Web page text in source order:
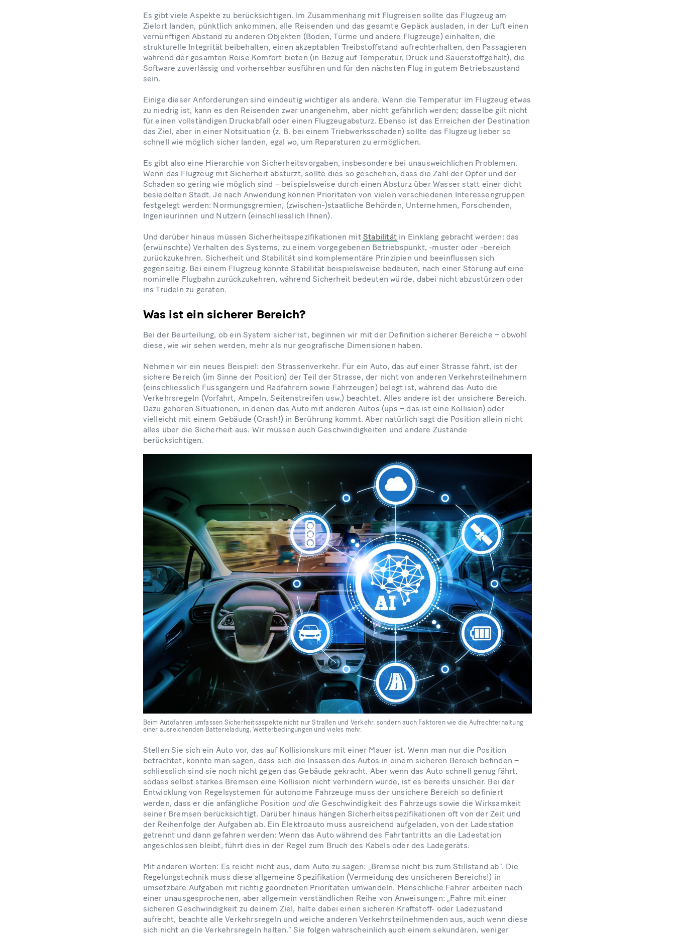
Es gibt viele Aspekte zu berücksichtigen. Im Zusammenhang mit Flugreisen sollte das Flugzeug am
Zielort landen, pünktlich ankommen, alle Reisenden und das gesamte Gepäck ausladen, in der Luft einen
vernünftigen Abstand zu anderen Objekten (Boden, Türme und andere Flugzeuge) einhalten, die
strukturelle Integrität beibehalten, einen akzeptablen Treibstoffstand aufrechterhalten, den Passagieren
während der gesamten Reise Komfort bieten (in Bezug auf Temperatur, Druck und Sauerstoffgehalt), die
Software zuverlässig und vorhersehbar ausführen und für den nächsten Flug in gutem Betriebszustand
sein.
Einige dieser Anforderungen sind eindeutig wichtiger als andere. Wenn die Temperatur im Flugzeug etwas
zu niedrig ist, kann es den Reisenden zwar unangenehm, aber nicht gefährlich werden; dasselbe gilt nicht
für einen vollständigen Druckabfall oder einen Flugzeugabsturz. Ebenso ist das Erreichen der Destination
das Ziel, aber in einer Notsituation (z. B. bei einem Triebwerksschaden) sollte das Flugzeug lieber so
schnell wie möglich sicher landen, egal wo, um Reparaturen zu ermöglichen.
Es gibt also eine Hierarchie von Sicherheitsvorgaben, insbesondere bei unausweichlichen Problemen.
Wenn das Flugzeug mit Sicherheit abstürzt, sollte dies so geschehen, dass die Zahl der Opfer und der
Schaden so gering wie möglich sind – beispielsweise durch einen Absturz über Wasser statt einer dicht
besiedelten Stadt. Je nach Anwendung können Prioritäten von vielen verschiedenen Interessengruppen
festgelegt werden: Normungsgremien, (zwischen-)staatliche Behörden, Unternehmen, Forschenden,
Ingenieurinnen und Nutzern (einschliesslich Ihnen).
Und darüber hinaus müssen Sicherheitsspezifikationen mitStabilität in Einklang gebracht werden: das
(erwünschte) Verhalten des Systems, zu einem vorgegebenen Betriebspunkt, -muster oder -bereich
zurückzukehren. Sicherheit und Stabilität sind komplementäre Prinzipien und beeinflussen sich
gegenseitig. Bei einem Flugzeug könnte Stabilität beispielsweise bedeuten, nach einer Störung auf eine
nominelle Flugbahn zurückzukehren, während Sicherheit bedeuten würde, dabei nicht abzustürzen oder
ins Trudeln zu geraten.
Was ist ein sicherer Bereich?
Bei der Beurteilung, ob ein System sicher ist, beginnen wir mit der Definition sicherer Bereiche – obwohl
diese, wie wir sehen werden, mehr als nur geografische Dimensionen haben.
Nehmen wir ein neues Beispiel: den Strassenverkehr. Für ein Auto, das auf einer Strasse fährt, ist der
sichere Bereich (im Sinne der Position) der Teil der Strasse, der nicht von anderen Verkehrsteilnehmern
(einschliesslich Fussgängern und Radfahrern sowie Fahrzeugen) belegt ist, während das Auto die
Verkehrsregeln (Vorfahrt, Ampeln, Seitenstreifen usw.) beachtet. Alles andere ist der unsichere Bereich.
Dazu gehören Situationen, in denen das Auto mit anderen Autos (ups – das ist eine Kollision) oder
vielleicht mit einem Gebäude (Crash!) in Berührung kommt. Aber natürlich sagt die Position allein nicht
alles über die Sicherheit aus. Wir müssen auch Geschwindigkeiten und andere Zustände
berücksichtigen.
Beim Autofahren umfassen Sicherheitsaspekte nicht nur Straßen und Verkehr, sondern auch Faktoren wie die Aufrechterhaltung
einer ausreichenden Batterieladung, Wetterbedingungen und vieles mehr.
Stellen Sie sich ein Auto vor, das auf Kollisionskurs mit einer Mauer ist. Wenn man nur die Position
betrachtet, könnte man sagen, dass sich die Insassen des Autos in einem sicheren Bereich befinden –
schliesslich sind sie noch nicht gegen das Gebäude gekracht. Aber wenn das Auto schnell genug fährt,
sodass selbst starkes Bremsen eine Kollision nicht verhindern würde, ist es bereits unsicher. Bei der
Entwicklung von Regelsystemen für autonome Fahrzeuge muss der unsichere Bereich so definiert
werden, dass er die anfängliche Position und dieGeschwindigkeit des Fahrzeugs sowie die Wirksamkeit
seiner Bremsen berücksichtigt. Darüber hinaus hängen Sicherheitsspezifikationen oft von der Zeit und
der Reihenfolge der Aufgaben ab. Ein Elektroauto muss ausreichend aufgeladen, von der Ladestation
getrennt und dann gefahren werden: Wenn das Auto während des Fahrtantritts an die Ladestation
angeschlossen bleibt, führt dies in der Regel zum Bruch des Kabels oder des Ladegeräts.
Mit anderen Worten: Es reicht nicht aus, dem Auto zu sagen: „Bremse nicht bis zum Stillstand ab“. Die
Regelungstechnik muss diese allgemeine Spezifikation (Vermeidung des unsicheren Bereichs!) in
umsetzbare Aufgaben mit richtig geordneten Prioritäten umwandeln. Menschliche Fahrer arbeiten nach
einer unausgesprochenen, aber allgemein verständlichen Reihe von Anweisungen: „Fahre mit einer
sicheren Geschwindigkeit zu deinem Ziel, halte dabei einen sicheren Kraftstoff- oder Ladezustand
aufrecht, beachte alle Verkehrsregeln und weiche anderen Verkehrsteilnehmenden aus, auch wenn diese
sich nicht an die Verkehrsregeln halten.“ Sie folgen wahrscheinlich auch einem sekundären, weniger